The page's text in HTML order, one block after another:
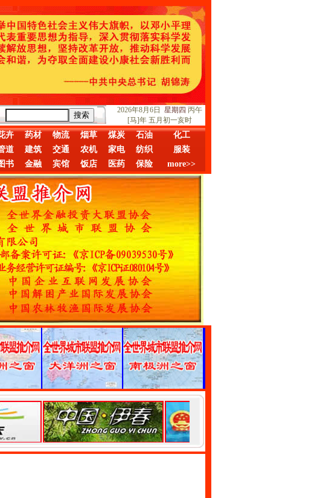
2026年8月6日 星期四 丙午
[马]年 五月初一亥时
卉 药材 物流 烟草 煤炭 石油
化工
道 建筑 交通 农机 家电 纺织
服装
书 金融 宾馆 饭店 医药 保险 more>>